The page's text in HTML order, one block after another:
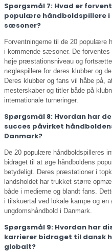
Spørgsmål 7: Hvad er
populære håndboldspillere i
sæsoner?
Forventningerne til de 20 populære
i kommende sæsoner. De forventes
høje præstationsniveau og
nøglespillere for deres klubber og
Deres klubber og fans vil håbe på,
mesterskaber og titler både på
internationale turneringer.
Spørgsmål 8: Hvordan har
succes påvirket
Danmark?
De 20 populære håndboldspilleres
bidraget til at øge håndboldens
betydeligt. Deres præstationer i
landsholdet har trukket større
både i medierne og blandt fans.
i tilskuertal ved lokale kampe og en
ungdomshåndbold i Danmark.
Spørgsmål 9: Hvordan har
karrierer bidraget til dansk
globalt?